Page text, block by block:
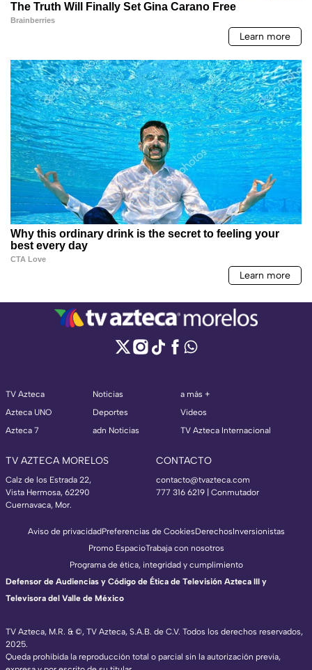
TV Azteca
Azteca UNO
Azteca 7
Noticias
Deportes
adn Noticias
a más +
Videos
TV Azteca Internacional
TV AZTECA MORELOS
Calz de los Estrada 22,
Vista Hermosa, 62290
Cuernavaca, Mor.
CONTACTO
contacto@tvazteca.com
777 316 6219 | Conmutador
TV Azteca, M.R. & ©, TV Azteca, S.A.B. de C.V. Todos los derechos reservados,
2025.
Queda prohibida la reproducción total o parcial sin la autorización previa,
Aviso de privacidadPreferencias de CookiesDerechosInversionistas
Promo EspacioTrabaja con nosotros
Programa de ética, integridad y cumplimiento
Defensor de Audiencias y Código de Ética de Televisión Azteca III y
Televisora del Valle de México